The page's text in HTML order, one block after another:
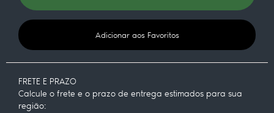
Adicionar aos Favoritos
FRETE E PRAZO
Calcule o frete e o prazo de entrega estimados para sua
região: